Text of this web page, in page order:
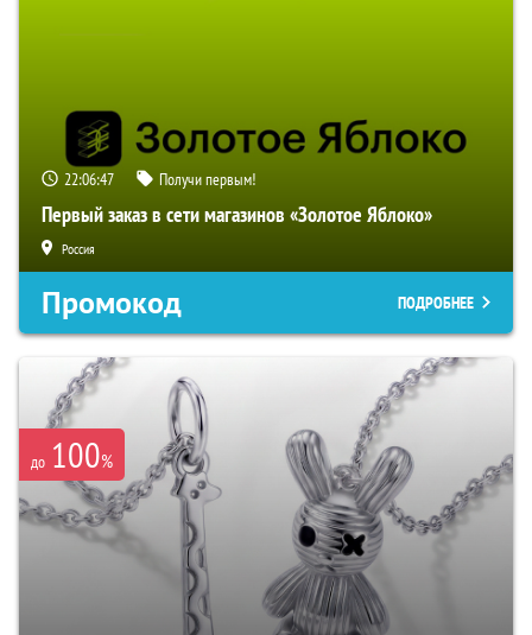
22:06:46 Получи первым!
Первый заказ в сети магазинов «Золотое Яблоко»
Россия
Промокод ПОДРОБНЕЕ
до 100%